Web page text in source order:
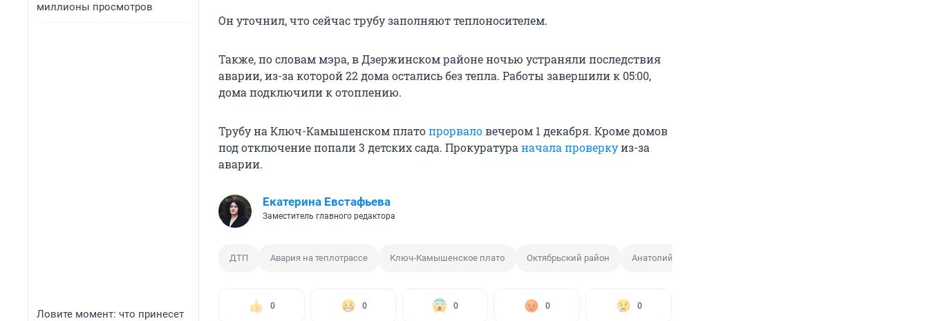
миллионы просмотров
Ловите момент: что принесет
Он уточнил, что сейчас трубу заполняют теплоносителем.
Также, по словам мэра, в Дзержинском районе ночью устраняли последствия
аварии, из-за которой 22 дома остались без тепла. Работы завершили к 05:00,
дома подключили к отоплению.
Трубу на Ключ-Камышенском платопрорваловечером 1 декабря. Кроме домов
под отключение попали 3 детских сада. Прокуратура начала проверкуиз-за
аварии.
Екатерина Евстафьева
Заместитель главного редактора
ДТП Авария на теплотрассе Ключ-Камышенское плато Октябрьский район Анатолий Локоть
0 0 0 0 0